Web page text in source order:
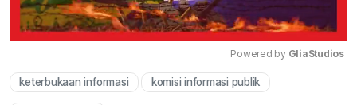
Powered by GliaStudios
keterbukaan informasi komisi informasi publik